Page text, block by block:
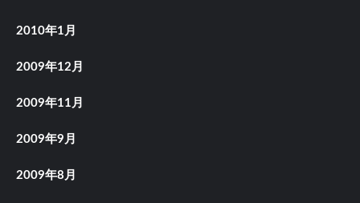
2010年1月
2009年12月
2009年11月
2009年9月
2009年8月